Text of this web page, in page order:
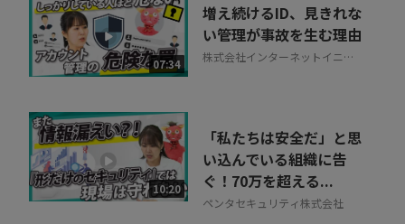
07:34
増え続けるID、見きれな
い管理が事故を生む理由
株式会社インターネットイニシ
10:20
「私たちは安全だ」と思
い込んでいる組織に告
ぐ！70万を超える...
ペンタセキュリティ株式会社